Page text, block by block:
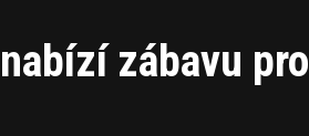
zábavu pro